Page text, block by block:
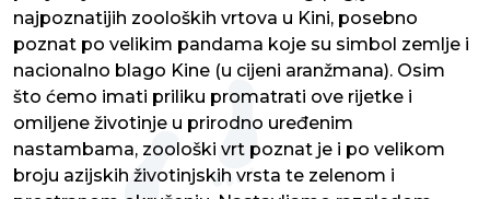
najpoznatijih zooloških vrtova u Kini, posebno
poznat po velikim pandama koje su simbol zemlje i
nacionalno blago Kine (u cijeni aranžmana). Osim
što ćemo imati priliku promatrati ove rijetke i
omiljene životinje u prirodno uređenim
nastambama, zoološki vrt poznat je i po velikom
broju azijskih životinjskih vrsta te zelenom i